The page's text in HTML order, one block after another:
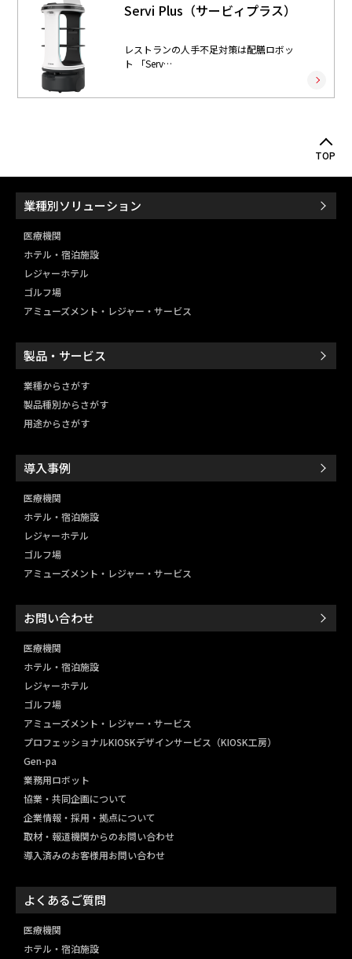
Servi Plus（サービィプラス）
レストランの人手不足対策は配膳ロボッ
ト 「Serv…
TOP
業種別ソリューション
医療機関
ホテル・宿泊施設
レジャーホテル
ゴルフ場
アミューズメント・レジャー・ サービス
製品・サービス
業種からさがす
製品種別からさがす
用途からさがす
導入事例
医療機関
ホテル・宿泊施設
レジャーホテル
ゴルフ場
アミューズメント・レジャー・ サービス
お問い合わせ
医療機関
ホテル・宿泊施設
レジャーホテル
ゴルフ場
アミューズメント・レジャー・ サービス
プロフェッショナルKIOSKデザインサービス（KIOSK工房）
Gen-pa
業務用ロボット
協業・共同企画について
企業情報・採用・拠点について
取材・報道機関からのお問い合わせ
導入済みのお客様用お問い合わせ
よくあるご質問
医療機関
ホテル・宿泊施設